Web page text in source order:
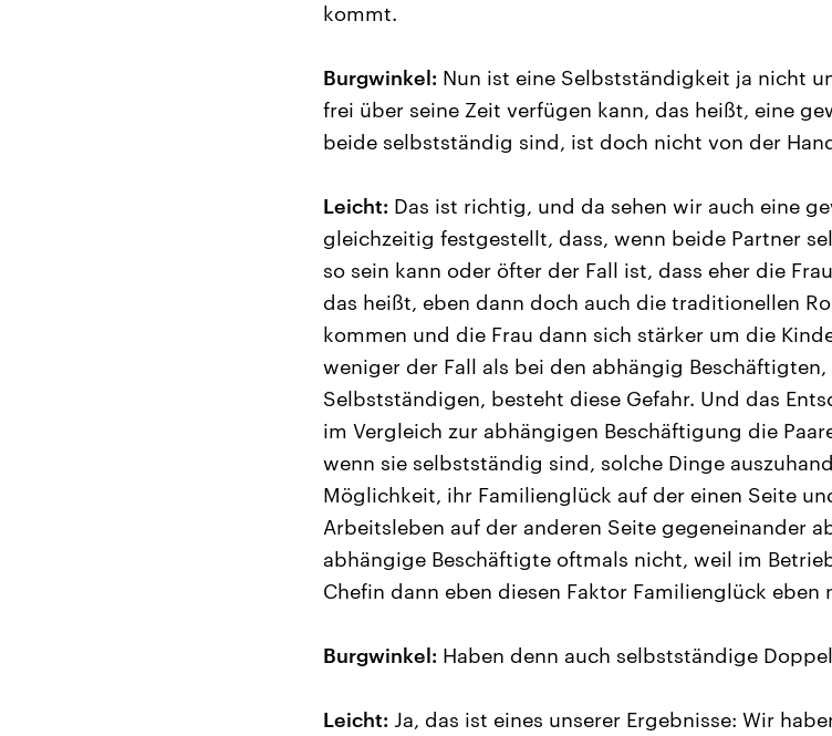
kommt.
Burgwinkel: Nun ist eine Selbstständigkeit ja nicht
frei über seine Zeit verfügen kann, das heißt, eine
beide selbstständig sind, ist doch nicht von der
Leicht: Das ist richtig, und da sehen wir auch eine
gleichzeitig festgestellt, dass, wenn beide Partner
so sein kann oder öfter der Fall ist, dass eher die
das heißt, eben dann doch auch die traditionellen
kommen und die Frau dann sich stärker um die
weniger der Fall als bei den abhängig
Selbstständigen, besteht diese Gefahr. Und das
im Vergleich zur abhängigen Beschäftigung die
wenn sie selbstständig sind, solche Dinge
Möglichkeit, ihr Familienglück auf der einen Seite
Arbeitsleben auf der anderen Seite gegeneinander
abhängige Beschäftigte oftmals nicht, weil im
Chefin dann eben diesen Faktor Familienglück
Burgwinkel: Haben denn auch selbstständige
Leicht: Ja, das ist eines unserer Ergebnisse: Wir